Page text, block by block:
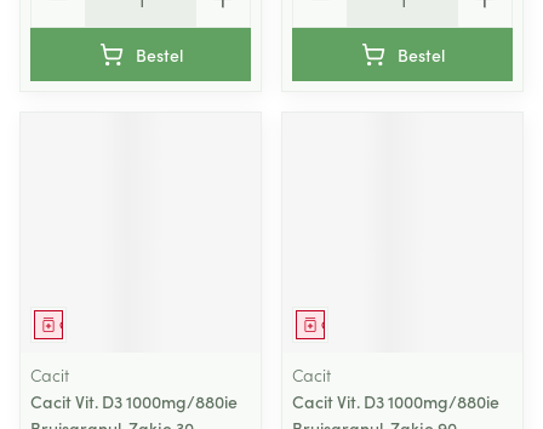
Bestel Bestel
Geneesmiddel
Cacit
Cacit Vit. D3 1000mg/880ie
Geneesmiddel
Cacit
Cacit Vit. D3 1000mg/880ie